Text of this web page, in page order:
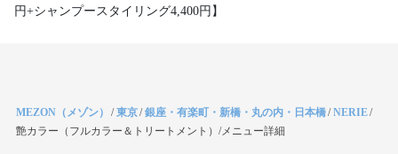
円+シャンプースタイリング4,400円】
MEZON（メゾン） /東京/銀座・有楽町・新橋・丸の内・日本橋/NERIE/
艶カラー（フルカラー＆トリートメント）/メニュー詳細